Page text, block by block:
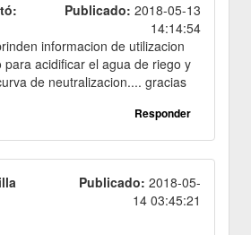
Publicado: 2018-05-13
14:14:54
informacion de utilizacion
para acidificar el agua de riego y
de neutralizacion.... gracias
Responder
Publicado: 2018-05-
14 03:45:21